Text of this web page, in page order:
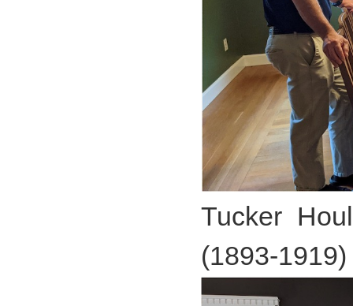
Tucker
(1893-